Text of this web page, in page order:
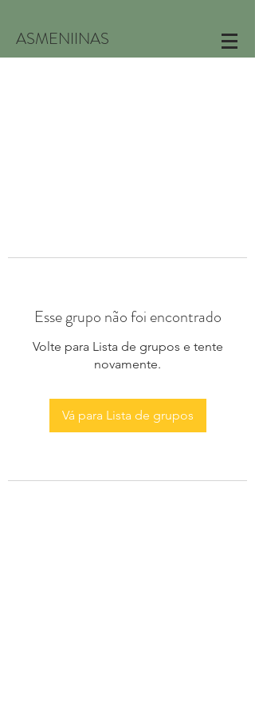
ASMENIINAS
Esse grupo não foi encontrado
Volte para Lista de grupos e tente
novamente.
Vá para Lista de grupos